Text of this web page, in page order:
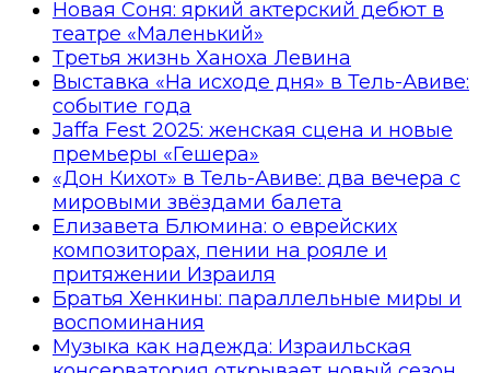
Новая Соня: яркий актерский дебют в
театре «Маленький»
Третья жизнь Ханоха Левина
Выставка «На исходе дня» в Тель-Авиве:
событие года
Jaffa Fest 2025: женская сцена и новые
премьеры «Гешера»
«Дон Кихот» в Тель-Авиве: два вечера с
мировыми звёздами балета
Елизавета Блюмина: о еврейских
композиторах, пении на рояле и
притяжении Израиля
Братья Хенкины: параллельные миры и
воспоминания
Музыка как надежда: Израильская